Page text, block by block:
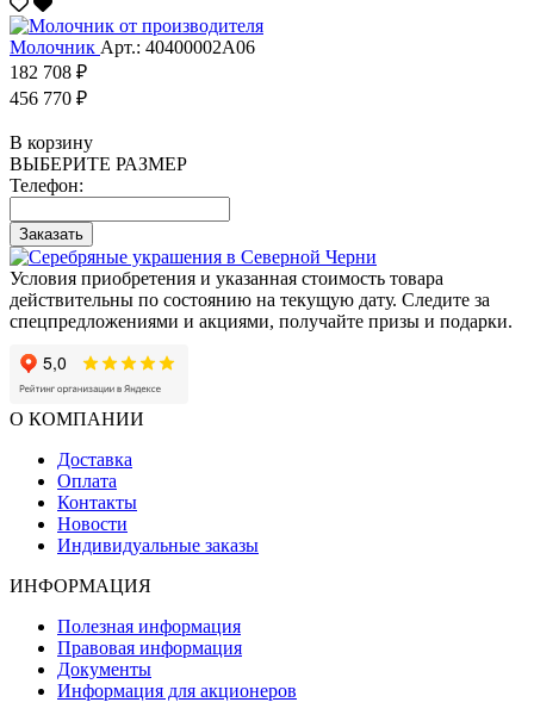
Молочник Арт.: 40400002А06
182 708 ₽
456 770 ₽
В корзину
ВЫБЕРИТЕ РАЗМЕР
Телефон:
Заказать
Условия приобретения и указанная стоимость товара
действительны по состоянию на текущую дату. Следите за
спецпредложениями и акциями, получайте призы и подарки.
О КОМПАНИИ
Доставка
Оплата
Контакты
Новости
Индивидуальные заказы
ИНФОРМАЦИЯ
Полезная информация
Правовая информация
Документы
Информация для акционеров